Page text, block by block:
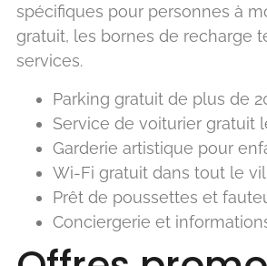
spécifiques pour personnes à
gratuit, les bornes de recharge
services.
Parking gratuit de plus de
Service de voiturier gratuit
Garderie artistique pour
Wi-Fi gratuit dans tout le
Prêt de poussettes et
Conciergerie et